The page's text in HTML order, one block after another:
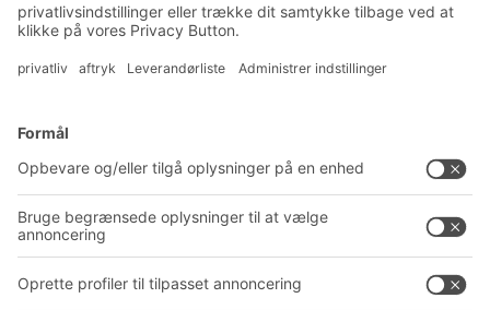
Tilmeld dig vores nyhedsbrev
Løsninger
Intralogistikløsninger
Kassesystemer
Reolsystemer
Service
PRODUKTKATALOG
PROJECT GUIDE